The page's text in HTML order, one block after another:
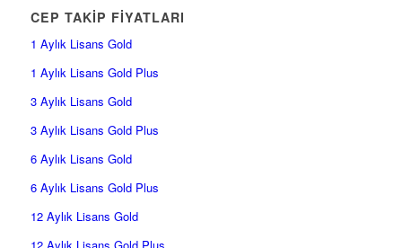
CEP TAKİP FİYATLARI
1 Aylık Lisans Gold
1 Aylık Lisans Gold Plus
3 Aylık Lisans Gold
3 Aylık Lisans Gold Plus
6 Aylık Lisans Gold
6 Aylık Lisans Gold Plus
12 Aylık Lisans Gold